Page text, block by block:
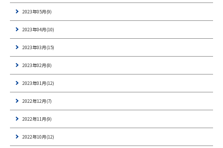
2023年05月(9)
2023年04月(10)
2023年03月(15)
2023年02月(8)
2023年01月(12)
2022年12月(7)
2022年11月(9)
2022年10月(12)